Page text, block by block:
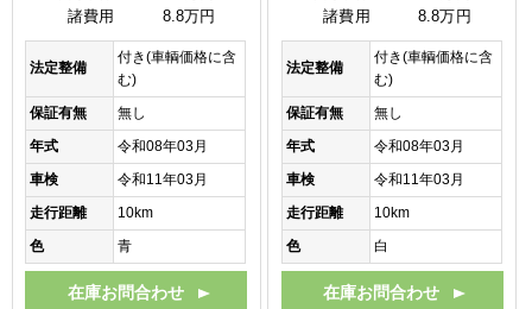
諸費用
8.8万円
法定整備
付き(車輌価格に含
む)
保証有無
無し
年式
令和08年03月
車検
令和11年03月
走行距離
10km
色
青
在庫お問合わせ
諸費用
8.8万円
法定整備
付き(車輌価格に含
む)
保証有無
無し
年式
令和08年03月
車検
令和11年03月
走行距離
10km
色
白
在庫お問合わせ